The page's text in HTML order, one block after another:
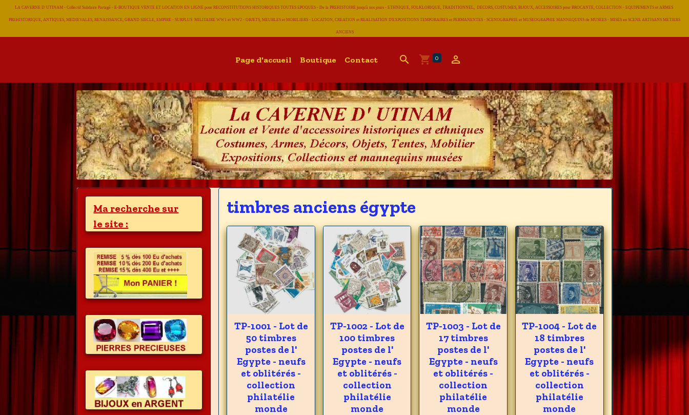
LA CAVERNE D' UTINAM - Collectif Solidaire Partagé - E-BOUTIQUE VENTE ET LOCATION EN LIGNE pour RECONSTITUTIONS HISTORIQUES TOUTES EPOQUES - De la PREHISTOIRE jusqu'à nos jours - ETHNIQUE, FOLKLORIQUE, TRADITIONNEL, DECORS, COSTUMES, BIJOUX, ACCESSOIRES pour BROCANTE, COLLECTION - EQUIPEMENTS et ARMES
PREHISTORIQUE, ANTIQUES, MEDIEVALES, RENAISSANCE, GRAND SIECLE, EMPIRE - SURPLUS MILITAIRE WW1 et WW2 - OBJETS, MEUBLES et MOBILIERS - LOCATION, CREATION et REALISATION D'EXPOSITIONS TEMPORAIRES et PERMANENTES - SCENOGRAPHIE et MUSEOGRAPHIE MANNEQUINS de MUSEES - MISES en SCENE ARTISANS METIERS
ANCIENS
Page d'accueil Boutique Contact 0
timbres anciens égypte
TP-1001 - Lot de
50 timbres
postes de l'
Egypte - neufs
et oblitérés -
collection
philatélie
monde
TP-1002 - Lot de
100 timbres
postes de l'
Egypte - neufs
et oblitérés -
collection
philatélie
monde
TP-1003 - Lot de
17 timbres
postes de l'
Egypte - neufs
et oblitérés -
collection
philatélie
monde
TP-1004 - Lot de
18 timbres
postes de l'
Egypte - neufs
et oblitérés -
collection
philatélie
monde
Ma recherche sur
le site :